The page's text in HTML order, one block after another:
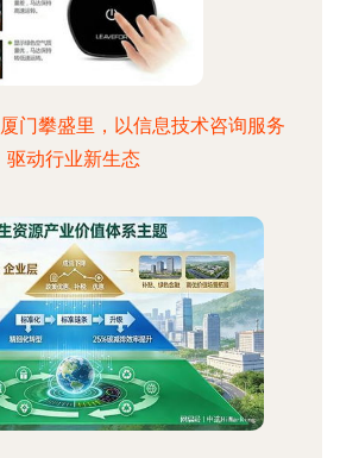
门攀盛里，以信息技术咨询服务
驱动行业新生态